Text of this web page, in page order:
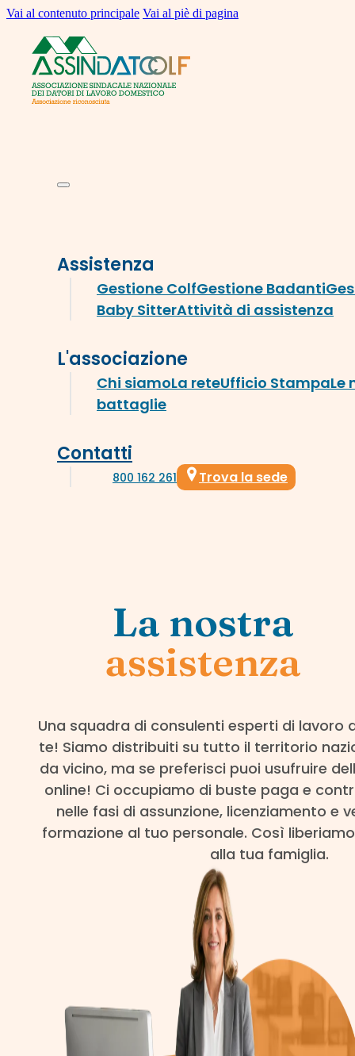
Vai al contenuto principale Vai al piè di pagina
Assistenza
Gestione ColfGestione Badanti
Baby SitterAttività di assistenza
L'associazione
Chi siamoLa reteUfficio StampaLe
battaglie
Contatti
800 162 261 Trova la sede
La nostra
assistenza
Una squadra di consulenti esperti di lavoro
te! Siamo distribuiti su tutto il territorio
da vicino, ma se preferisci puoi usufruire
online! Ci occupiamo di buste paga e
nelle fasi di assunzione, licenziamento e
formazione al tuo personale. Così
alla tua famiglia.